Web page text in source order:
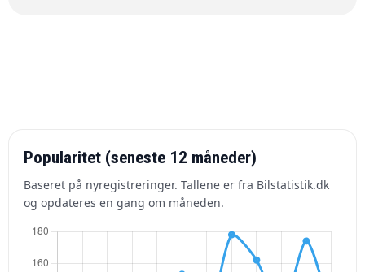
Popularitet (seneste 12 måneder)
Baseret på nyregistreringer. Tallene er fra Bilstatistik.dk
og opdateres en gang om måneden.